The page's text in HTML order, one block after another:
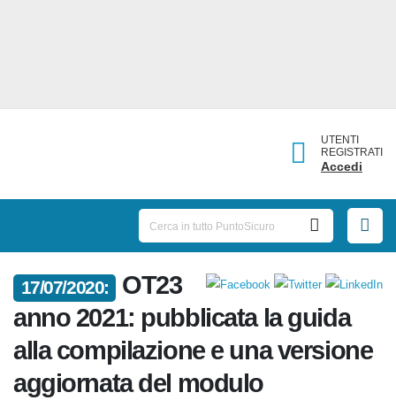
UTENTI
REGISTRATI
Accedi
17/07/2020:
OT23
anno 2021: pubblicata la guida
alla compilazione e una
versione aggiornata del modulo